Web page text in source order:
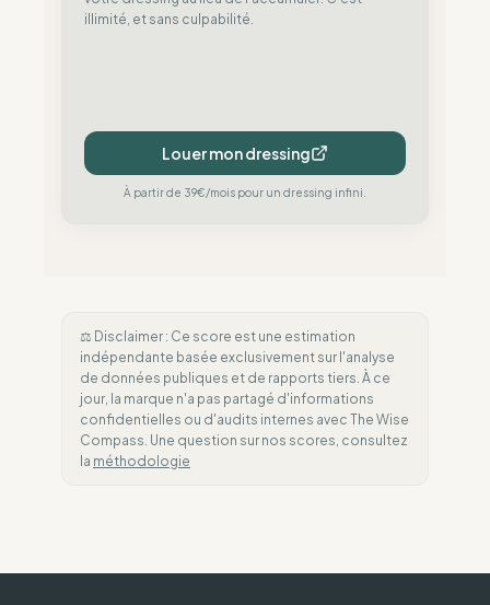
illimité, et sans culpabilité.
Louer mon dressing
À partir de 39€/mois pour un dressing infini.
⚖️ Disclaimer : Ce score est une estimation
indépendante basée exclusivement sur l'analyse
de données publiques et de rapports tiers. À ce
jour, la marque n'a pas partagé d'informations
confidentielles ou d'audits internes avec The Wise
Compass. Une question sur nos scores, consultez
la méthodologie